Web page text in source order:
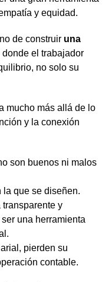
y equidad.
de construir una
donde el trabajador
no solo su
mucho más allá de lo
y la conexión
son buenos ni malos
la que se diseñen.
y
una herramienta
pierden su
contable.